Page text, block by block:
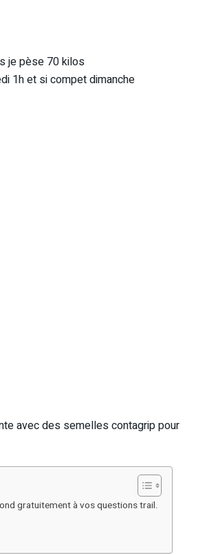
je pèse 70 kilos
1h et si compet dimanche
avec des semelles contagrip pour
gratuitement à vos questions trail.